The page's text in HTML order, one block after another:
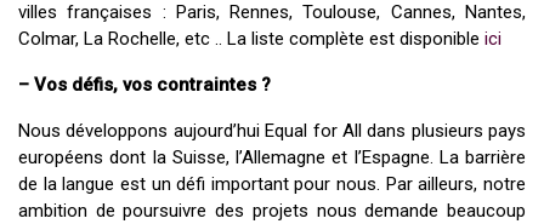
villes françaises : Paris, Rennes, Toulouse, Cannes, Nantes,
Colmar, La Rochelle, etc .. La liste complète est disponible ici
– Vos défis, vos contraintes ?
Nous développons aujourd’hui Equal for All dans plusieurs pays
européens dont la Suisse, l’Allemagne et l’Espagne. La barrière
de la langue est un défi important pour nous. Par ailleurs, notre
ambition de poursuivre des projets nous demande beaucoup